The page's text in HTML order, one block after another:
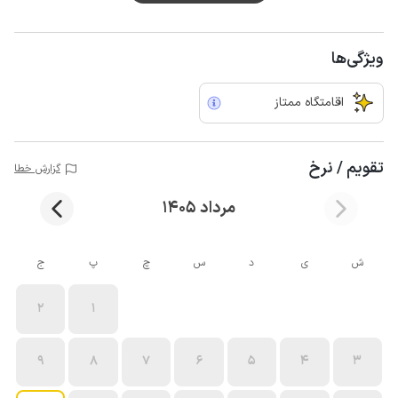
ویژگی‌ها
اقامتگاه ممتاز
تقویم / نرخ گزارش خطا
مرداد 1405
ش ی د س چ پ ج
1
2
3
4
5
6
7
8
9